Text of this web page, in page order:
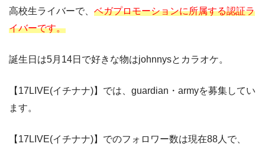
高校生ライバーで、 ベガプロモーションに所属する認証ラ
イバーです。
誕生日は5月14日で好きな物はjohnnysとカラオケ。
【 17LIVE(イチナナ)】では、guardian・armyを募集してい
ます。
【 17LIVE(イチナナ)】でのフォロワー数は現在88人で、